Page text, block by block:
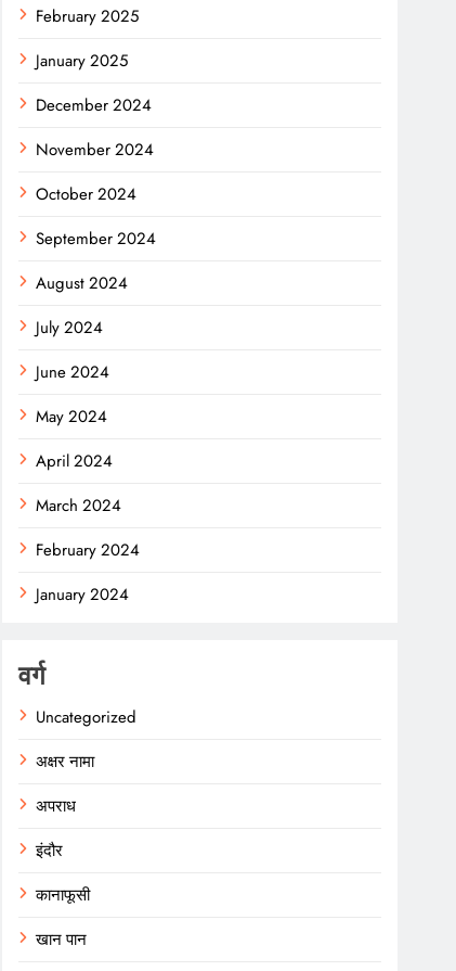
February 2025
January 2025
December 2024
November 2024
October 2024
September 2024
August 2024
July 2024
June 2024
May 2024
April 2024
March 2024
February 2024
January 2024
वर्ग
Uncategorized
अक्षर नामा
अपराध
इंदौर
कानाफूसी
खान पान